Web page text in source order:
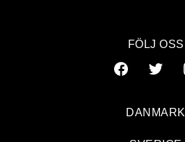
FÖLJ OSS
DANMARK